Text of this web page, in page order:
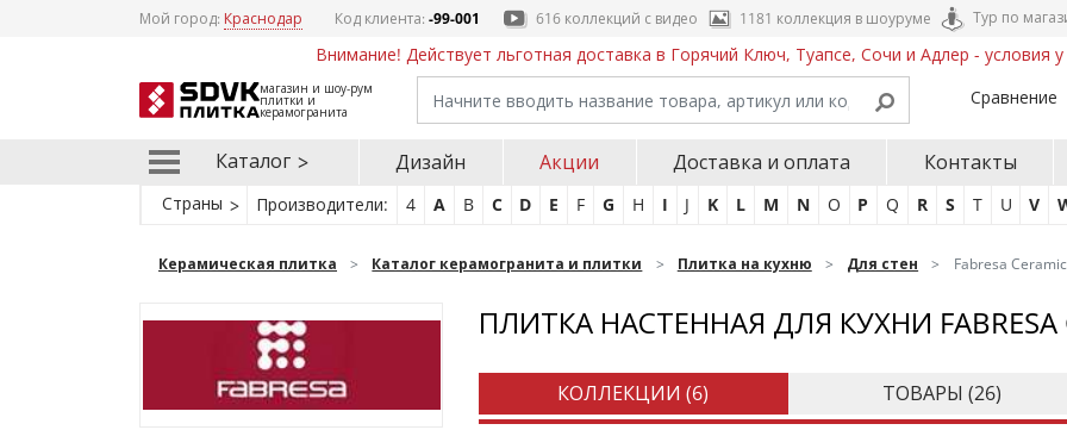
Мой город: Краснодар Код клиента:-99-001 616 коллекций с видео 1181 коллекция в шоуруме Тур по
Внимание! Действует льготная доставка в Горячий Ключ, Туапсе, Сочи и Адлер - условия
магазин и шоу-рум
плитки и
керамогранита
Сравнение
Каталог Дизайн Акции Доставка и оплата Контакты
Страны Производители: 4 A B C D E F G H I J K L M N O P Q R S T U V
Керамическая плитка Каталог керамогранита и плитки Плитка на кухню Для стен Fabresa
ПЛИТКА НАСТЕННАЯ ДЛЯ КУХНИ FABRESA
КОЛЛЕКЦИИ (6) ТОВАРЫ (26)